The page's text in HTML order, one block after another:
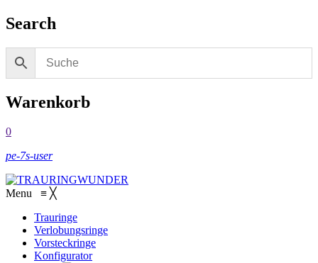
Search
Warenkorb
0
pe-7s-user
Menu ≡ ╳
Trauringe
Verlobungsringe
Vorsteckringe
Konfigurator